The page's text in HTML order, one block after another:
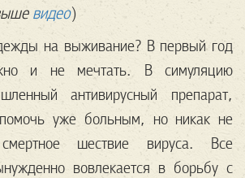
видео)
на выживание? В первый год
и не мечтать. В симуляцию
антивирусный препарат,
уже больным, но никак не
смертное шествие вируса. Все
вовлекается в борьбу с